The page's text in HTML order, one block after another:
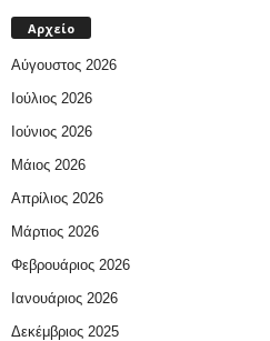
Αρχείο
Αύγουστος 2026
Ιούλιος 2026
Ιούνιος 2026
Μάιος 2026
Απρίλιος 2026
Μάρτιος 2026
Φεβρουάριος 2026
Ιανουάριος 2026
Δεκέμβριος 2025